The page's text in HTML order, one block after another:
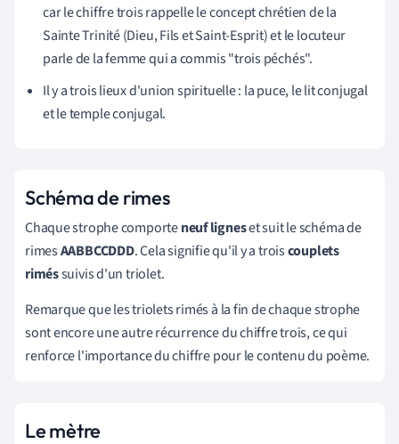
car le chiffre trois rappelle le concept chrétien de la
Sainte Trinité (Dieu, Fils et Saint-Esprit) et le locuteur
parle de la femme qui a commis "trois péchés".
Il y a trois lieux d'union spirituelle : la puce, le lit conjugal
et le temple conjugal.
Schéma de rimes
Chaque strophe comporteneuf ligneset suit le schéma de
rimesAABBCCDDD. Cela signifie qu'il y a troiscouplets
riméssuivis d'un triolet.
Remarque que les triolets rimés à la fin de chaque strophe
sont encore une autre récurrence du chiffre trois, ce qui
renforce l'importance du chiffre pour le contenu du poème.
Le mètre